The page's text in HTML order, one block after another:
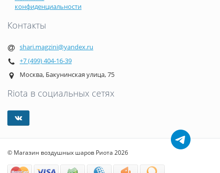
конфиденциальности
Контакты
shari.magzini@yandex.ru
+7 (499) 404-16-39
Москва, Бакунинская улица, 75
Riota в социальных сетях
© Магазин воздушных шаров Риота 2026